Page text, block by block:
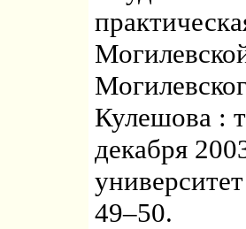
Кулешова :
декабря
49–50.